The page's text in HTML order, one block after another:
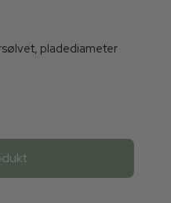
pladediameter